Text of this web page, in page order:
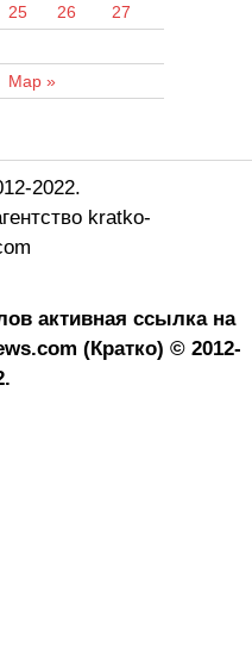
Мар »
25 26
27
2022.
kratko-
активная ссылка на
(Кратко) © 2012-